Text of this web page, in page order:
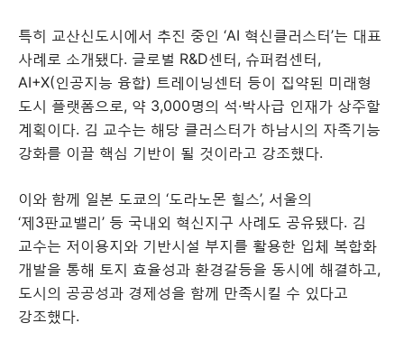
특히 교산신도시에서 추진 중인 ‘AI 혁신클러스터’는 대표
사례로 소개됐다. 글로벌 R&D센터, 슈퍼컴센터,
AI+X(인공지능 융합) 트레이닝센터 등이 집약된 미래형
도시 플랫폼으로, 약 3,000명의 석·박사급 인재가 상주할
계획이다. 김 교수는 해당 클러스터가 하남시의 자족기능
강화를 이끌 핵심 기반이 될 것이라고 강조했다.
이와 함께 일본 도쿄의 ‘도라노몬 힐스’, 서울의
‘제3판교밸리’ 등 국내외 혁신지구 사례도 공유됐다. 김
교수는 저이용지와 기반시설 부지를 활용한 입체 복합화
개발을 통해 토지 효율성과 환경갈등을 동시에 해결하고,
도시의 공공성과 경제성을 함께 만족시킬 수 있다고
강조했다.